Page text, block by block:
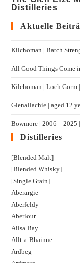
Distilleries
Aktuelle
Kilchoman | Batch
All Good Things Come
Kilchoman | Loch Gorm​
Glenallachie | aged 12
Bowmore | 2006 – 2025
Distilleries
[Blended Malt]
[Blended Whisky]
[Single Grain]
Aberargie
Aberfeldy
Aberlour
Ailsa Bay
Allt-a-Bhainne
Ardbeg